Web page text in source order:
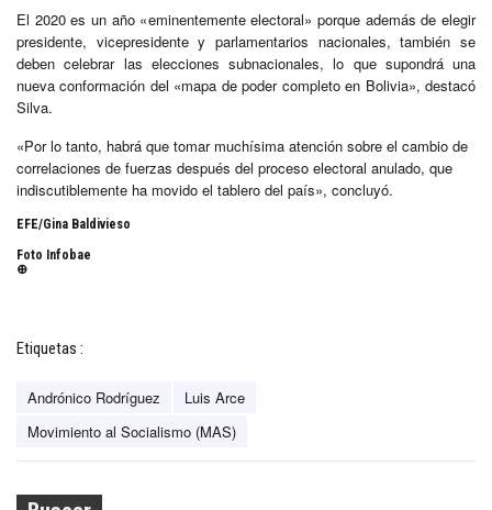
El 2020 es un año «eminentemente electoral» porque además de elegir
presidente, vicepresidente y parlamentarios nacionales, también se
deben celebrar las elecciones subnacionales, lo que supondrá una
nueva conformación del «mapa de poder completo en Bolivia», destacó
Silva.
«Por lo tanto, habrá que tomar muchísima atención sobre el cambio de
correlaciones de fuerzas después del proceso electoral anulado, que
indiscutiblemente ha movido el tablero del país», concluyó.
EFE/Gina Baldivieso
Foto Infobae
⊕
Etiquetas :
Andrónico Rodríguez
Luis Arce
Movimiento al Socialismo (MAS)